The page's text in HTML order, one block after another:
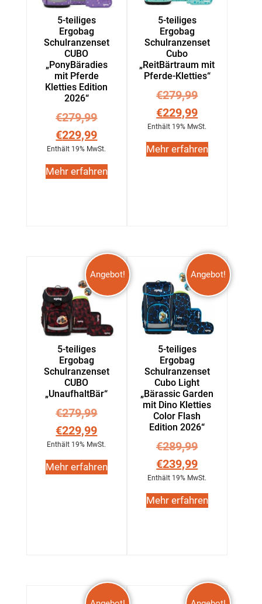
5-teiliges
Ergobag
Schulranzenset
CUBO
„PonyBäradies
mit Pferde
Kletties Edition
2026“
€279,99
€229,99
Enthält 19% MwSt.
Mehr erfahren
5-teiliges
Ergobag
Schulranzenset
Cubo
„ReitBärtraum mit
Pferde-Kletties“
€279,99
€229,99
Enthält 19% MwSt.
Mehr erfahren
Angebot!
5-teiliges
Ergobag
Schulranzenset
CUBO
„UnaufhaltBär“
€279,99
€229,99
Enthält 19% MwSt.
Mehr erfahren
Angebot!
5-teiliges
Ergobag
Schulranzenset
Cubo Light
„Bärassic Garden
mit Dino Kletties
Color Flash
Edition 2026“
€289,99
€239,99
Enthält 19% MwSt.
Mehr erfahren